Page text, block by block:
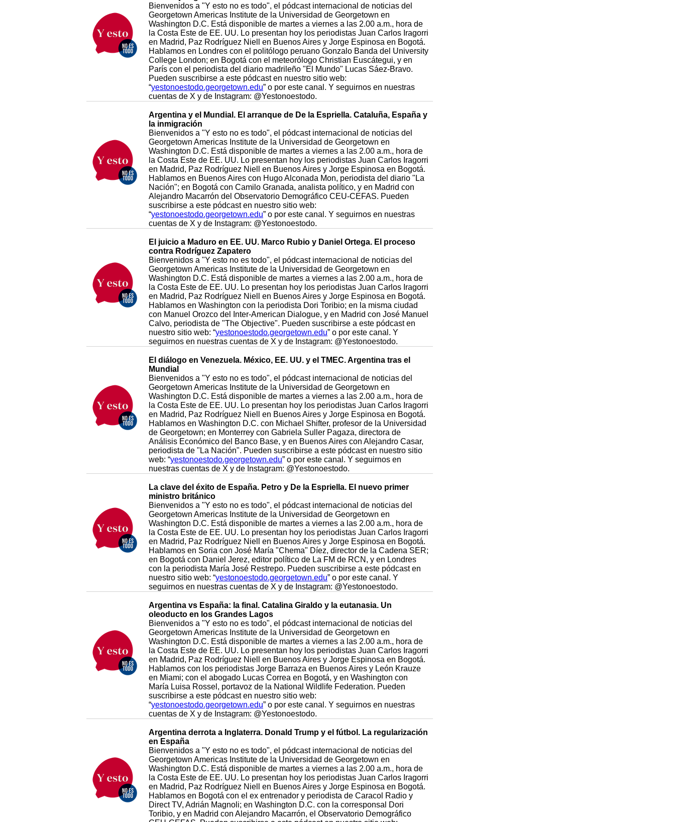
Bienvenidos a "Y esto no es todo", el pódcast internacional de noticias del
Georgetown Americas Institute de la Universidad de Georgetown en
Washington D.C. Está disponible de martes a viernes a las 2.00 a.m., hora de
la Costa Este de EE. UU. Lo presentan hoy los periodistas Juan Carlos Iragorri
en Madrid, Paz Rodríguez Niell en Buenos Aires y Jorge Espinosa en Bogotá.
Hablamos en Londres con el politólogo peruano Gonzalo Banda del University
College London; en Bogotá con el meteorólogo Christian Euscátegui, y en
París con el periodista del diario madrileño "El Mundo" Lucas Sáez-Bravo.
Pueden suscribirse a este pódcast en nuestro sitio web:
“yestonoestodo.georgetown.edu” o por este canal. Y seguirnos en nuestras
cuentas de X y de Instagram: @Yestonoestodo.
Argentina y el Mundial. El arranque de De la Espriella. Cataluña, España y
la inmigración
Bienvenidos a "Y esto no es todo", el pódcast internacional de noticias del
Georgetown Americas Institute de la Universidad de Georgetown en
Washington D.C. Está disponible de martes a viernes a las 2.00 a.m., hora de
la Costa Este de EE. UU. Lo presentan hoy los periodistas Juan Carlos Iragorri
en Madrid, Paz Rodríguez Niell en Buenos Aires y Jorge Espinosa en Bogotá.
Hablamos en Buenos Aires con Hugo Alconada Mon, periodista del diario "La
Nación"; en Bogotá con Camilo Granada, analista político, y en Madrid con
Alejandro Macarrón del Observatorio Demográfico CEU-CEFAS. Pueden
suscribirse a este pódcast en nuestro sitio web:
“yestonoestodo.georgetown.edu” o por este canal. Y seguirnos en nuestras
cuentas de X y de Instagram: @Yestonoestodo.
El juicio a Maduro en EE. UU. Marco Rubio y Daniel Ortega. El proceso
contra Rodríguez Zapatero
Bienvenidos a "Y esto no es todo", el pódcast internacional de noticias del
Georgetown Americas Institute de la Universidad de Georgetown en
Washington D.C. Está disponible de martes a viernes a las 2.00 a.m., hora de
la Costa Este de EE. UU. Lo presentan hoy los periodistas Juan Carlos Iragorri
en Madrid, Paz Rodríguez Niell en Buenos Aires y Jorge Espinosa en Bogotá.
Hablamos en Washington con la periodista Dori Toribio; en la misma ciudad
con Manuel Orozco del Inter-American Dialogue, y en Madrid con José Manuel
Calvo, periodista de "The Objective". Pueden suscribirse a este pódcast en
nuestro sitio web: “yestonoestodo.georgetown.edu” o por este canal. Y
seguirnos en nuestras cuentas de X y de Instagram: @Yestonoestodo.
El diálogo en Venezuela. México, EE. UU. y el TMEC. Argentina tras el
Mundial
Bienvenidos a "Y esto no es todo", el pódcast internacional de noticias del
Georgetown Americas Institute de la Universidad de Georgetown en
Washington D.C. Está disponible de martes a viernes a las 2.00 a.m., hora de
la Costa Este de EE. UU. Lo presentan hoy los periodistas Juan Carlos Iragorri
en Madrid, Paz Rodríguez Niell en Buenos Aires y Jorge Espinosa en Bogotá.
Hablamos en Washington D.C. con Michael Shifter, profesor de la Universidad
de Georgetown; en Monterrey con Gabriela Suller Pagaza, directora de
Análisis Económico del Banco Base, y en Buenos Aires con Alejandro Casar,
periodista de "La Nación". Pueden suscribirse a este pódcast en nuestro sitio
web: “yestonoestodo.georgetown.edu” o por este canal. Y seguirnos en
nuestras cuentas de X y de Instagram: @Yestonoestodo.
La clave del éxito de España. Petro y De la Espriella. El nuevo primer
ministro británico
Bienvenidos a "Y esto no es todo", el pódcast internacional de noticias del
Georgetown Americas Institute de la Universidad de Georgetown en
Washington D.C. Está disponible de martes a viernes a las 2.00 a.m., hora de
la Costa Este de EE. UU. Lo presentan hoy los periodistas Juan Carlos Iragorri
en Madrid, Paz Rodríguez Niell en Buenos Aires y Jorge Espinosa en Bogotá.
Hablamos en Soria con José María "Chema" Díez, director de la Cadena SER;
en Bogotá con Daniel Jerez, editor político de La FM de RCN, y en Londres
con la periodista María José Restrepo. Pueden suscribirse a este pódcast en
nuestro sitio web: “yestonoestodo.georgetown.edu” o por este canal. Y
seguirnos en nuestras cuentas de X y de Instagram: @Yestonoestodo.
Argentina vs España: la final. Catalina Giraldo y la eutanasia. Un
oleoducto en los Grandes Lagos
Bienvenidos a "Y esto no es todo", el pódcast internacional de noticias del
Georgetown Americas Institute de la Universidad de Georgetown en
Washington D.C. Está disponible de martes a viernes a las 2.00 a.m., hora de
la Costa Este de EE. UU. Lo presentan hoy los periodistas Juan Carlos Iragorri
en Madrid, Paz Rodríguez Niell en Buenos Aires y Jorge Espinosa en Bogotá.
Hablamos con los periodistas Jorge Barraza en Buenos Aires y León Krauze
en Miami; con el abogado Lucas Correa en Bogotá, y en Washington con
María Luisa Rossel, portavoz de la National Wildlife Federation. Pueden
suscribirse a este pódcast en nuestro sitio web:
“yestonoestodo.georgetown.edu” o por este canal. Y seguirnos en nuestras
cuentas de X y de Instagram: @Yestonoestodo.
Argentina derrota a Inglaterra. Donald Trump y el fútbol. La regularización
en España
Bienvenidos a "Y esto no es todo", el pódcast internacional de noticias del
Georgetown Americas Institute de la Universidad de Georgetown en
Washington D.C. Está disponible de martes a viernes a las 2.00 a.m., hora de
la Costa Este de EE. UU. Lo presentan hoy los periodistas Juan Carlos Iragorri
en Madrid, Paz Rodríguez Niell en Buenos Aires y Jorge Espinosa en Bogotá.
Hablamos en Bogotá con el ex entrenador y periodista de Caracol Radio y
Direct TV, Adrián Magnoli; en Washington D.C. con la corresponsal Dori
Toribio, y en Madrid con Alejandro Macarrón, el Observatorio Demográfico